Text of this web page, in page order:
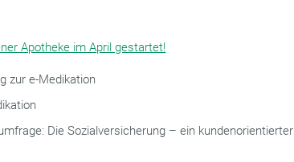
Apotheke im April gestartet!
zur e-Medikation
Die Sozialversicherung – ein kundenorientierter